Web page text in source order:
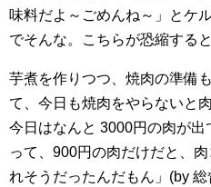
味料だよ～ごめんね～」とケ
でそんな。こちらが恐縮する
芋煮を作りつつ、焼肉の準備
て、今日も焼肉をやらないと
今日はなんと 3000円の肉が
って、900円の肉だけだと、
れそうだったんだもん」(by 総